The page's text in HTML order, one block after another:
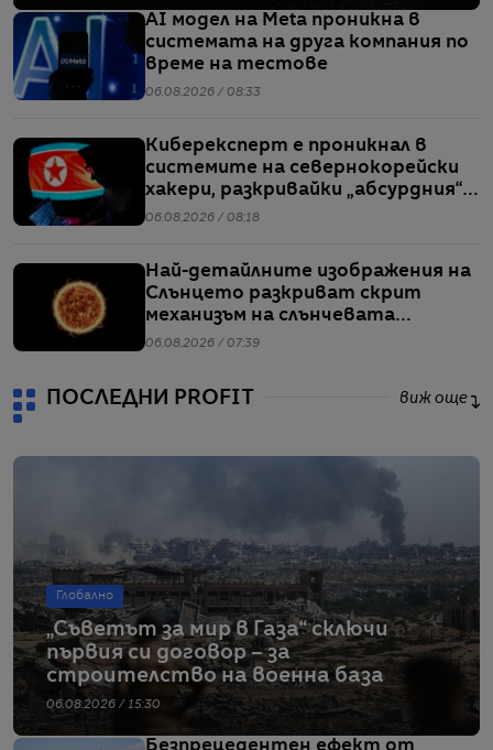
AI модел на Meta проникна в
системата на друга компания по
време на тестове
06.08.2026 / 08:33
Киберексперт е проникнал в
системите на севернокорейски
хакери, разкривайки „абсурдния“
мащаб на атаките им
06.08.2026 / 08:18
Най-детайлните изображения на
Слънцето разкриват скрит
механизъм на слънчевата
активност
06.08.2026 / 07:39
ПОСЛЕДНИ PROFIT виж още
Глобално
„Съветът за мир в Газа“ сключи
първия си договор – за
строителство на военна база
06.08.2026 / 15:30